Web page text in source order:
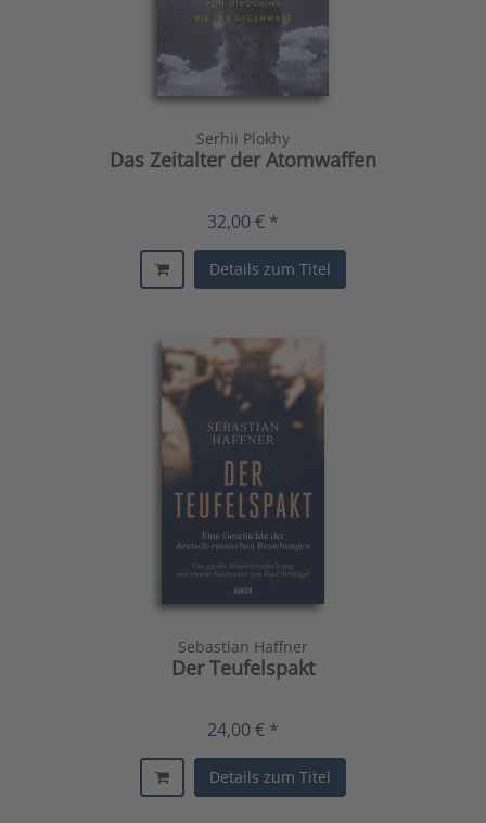
Serhii Plokhy
Das Zeitalter der Atomwaffen
32,00 € *
Details zum Titel
Sebastian Haffner
Der Teufelspakt
24,00 € *
Details zum Titel